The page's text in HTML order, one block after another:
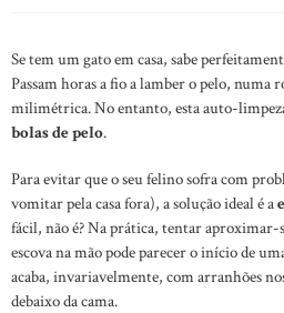
Se tem um gato em casa, sabe
Passam horas a fio a lamber o pelo, numa
milimétrica. No entanto, esta auto-
bolas de pelo.
Para evitar que o seu felino sofra com
vomitar pela casa fora), a solução ideal é a
fácil, não é? Na prática, tentar aproximar-
escova na mão pode parecer o início de
acaba, invariavelmente, com arranhões
debaixo da cama.